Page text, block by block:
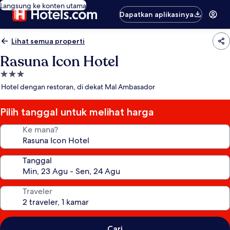
Langsung ke konten utama
Dapatkan aplikasinya
Lihat semua properti
Rasuna Icon Hotel
Properti
bintang
Hotel dengan restoran, di dekat Mal Ambasador
Pilih tanggal untuk melihat harga
Ke mana?
Tanggal
Traveler